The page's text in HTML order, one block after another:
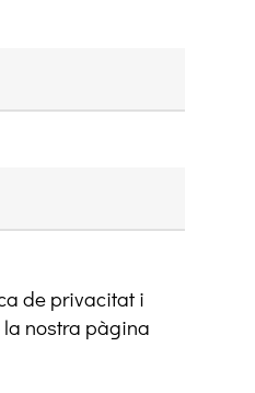
de privacitat i
nostra pàgina